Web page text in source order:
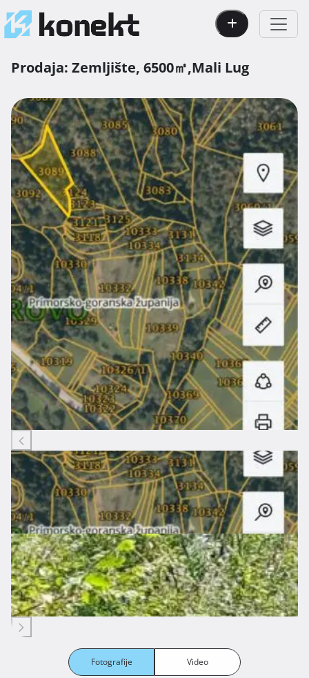
Prodaja: Zemljište, 6500㎡,Mali Lug
Fotografije Video